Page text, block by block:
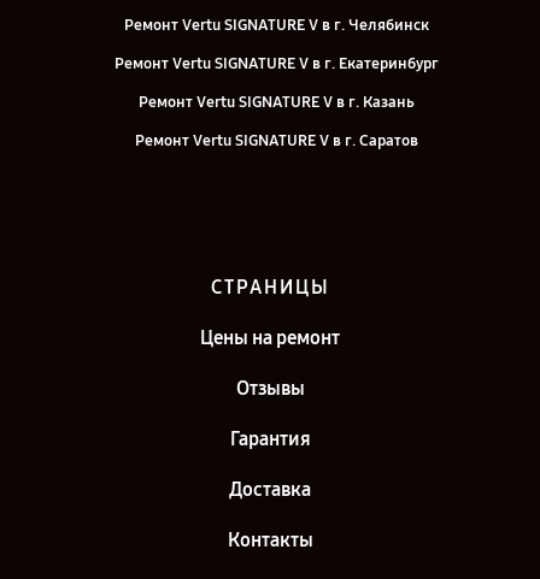
Ремонт Vertu SIGNATURE V в г. Челябинск
Ремонт Vertu SIGNATURE V в г. Екатеринбург
Ремонт Vertu SIGNATURE V в г. Казань
Ремонт Vertu SIGNATURE V в г. Саратов
СТРАНИЦЫ
Цены на ремонт
Отзывы
Гарантия
Доставка
Контакты